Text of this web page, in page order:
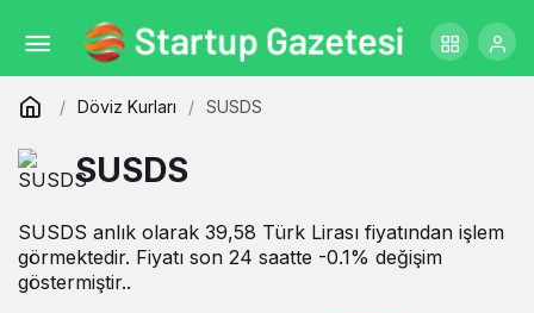
Döviz Kurları SUSDS
SUSDS
SUSDS anlık olarak 39,58 Türk Lirası fiyatından işlem
görmektedir. Fiyatı son 24 saatte -0.1% değişim
göstermiştir..